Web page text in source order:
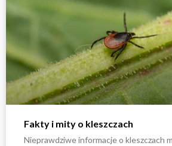
Fakty i mity o kleszczach
Nieprawdziwe informacje o kleszczach